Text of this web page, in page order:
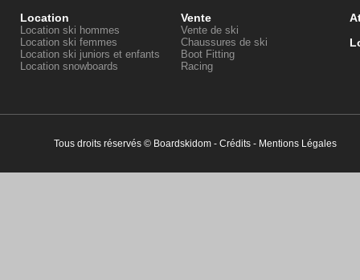
Location
Location ski hommes
Location ski femmes
Location ski juniors et enfants
Location snowboards
Vente
Vente de ski
Chaussures de ski
Boot Fitting
Racing
Tous droits réservés © Boardskidom - Crédits - Mentions Légales